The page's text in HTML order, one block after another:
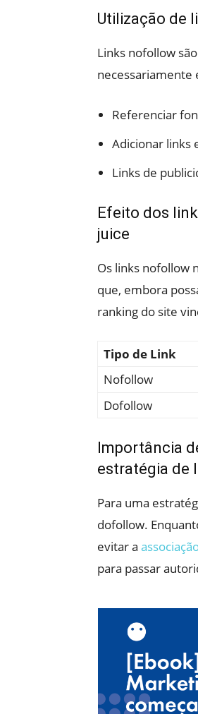
Utilização de
Links nofollow
necessariamente
Referenciar
Adicionar links
Links de
Efeito dos
juice
Os links nofollow
que, embora
ranking do site
Tipo de Link
Nofollow
Dofollow
Importância
estratégia de
Para uma
dofollow.
evitar a
para passar